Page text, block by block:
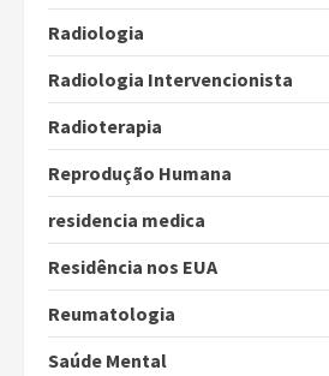
Radiologia
Radiologia Intervencionista
Radioterapia
Reprodução Humana
residencia medica
Residência nos EUA
Reumatologia
Saúde Mental